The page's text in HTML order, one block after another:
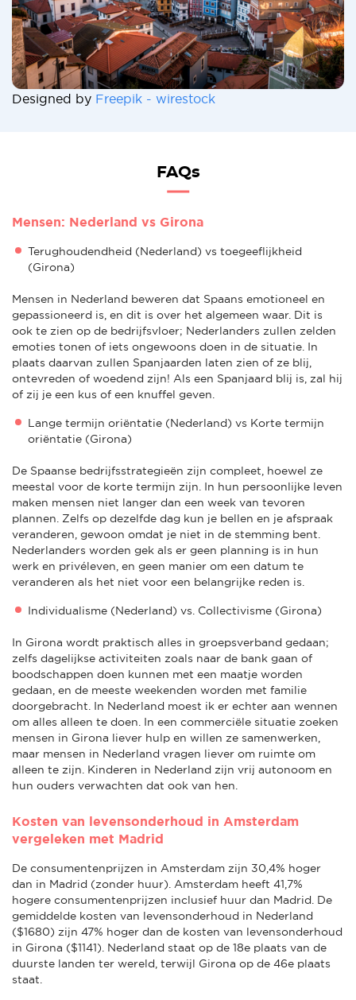
Designed by Freepik - wirestock
FAQs
Mensen: Nederland vs Girona
Terughoudendheid (Nederland) vs toegeeflijkheid
(Girona)
Mensen in Nederland beweren dat Spaans emotioneel en
gepassioneerd is, en dit is over het algemeen waar. Dit is
ook te zien op de bedrijfsvloer; Nederlanders zullen zelden
emoties tonen of iets ongewoons doen in de situatie. In
plaats daarvan zullen Spanjaarden laten zien of ze blij,
ontevreden of woedend zijn! Als een Spanjaard blij is, zal hij
of zij je een kus of een knuffel geven.
Lange termijn oriëntatie (Nederland) vs Korte termijn
oriëntatie (Girona)
De Spaanse bedrijfsstrategieën zijn compleet, hoewel ze
meestal voor de korte termijn zijn. In hun persoonlijke leven
maken mensen niet langer dan een week van tevoren
plannen. Zelfs op dezelfde dag kun je bellen en je afspraak
veranderen, gewoon omdat je niet in de stemming bent.
Nederlanders worden gek als er geen planning is in hun
werk en privéleven, en geen manier om een datum te
veranderen als het niet voor een belangrijke reden is.
Individualisme (Nederland) vs. Collectivisme (Girona)
In Girona wordt praktisch alles in groepsverband gedaan;
zelfs dagelijkse activiteiten zoals naar de bank gaan of
boodschappen doen kunnen met een maatje worden
gedaan, en de meeste weekenden worden met familie
doorgebracht. In Nederland moest ik er echter aan wennen
om alles alleen te doen. In een commerciële situatie zoeken
mensen in Girona liever hulp en willen ze samenwerken,
maar mensen in Nederland vragen liever om ruimte om
alleen te zijn. Kinderen in Nederland zijn vrij autonoom en
hun ouders verwachten dat ook van hen.
Kosten van levensonderhoud in Amsterdam
vergeleken met Madrid
De consumentenprijzen in Amsterdam zijn 30,4% hoger
dan in Madrid (zonder huur). Amsterdam heeft 41,7%
hogere consumentenprijzen inclusief huur dan Madrid. De
gemiddelde kosten van levensonderhoud in Nederland
($1680) zijn 47% hoger dan de kosten van levensonderhoud
in Girona ($1141). Nederland staat op de 18e plaats van de
duurste landen ter wereld, terwijl Girona op de 46e plaats
staat.